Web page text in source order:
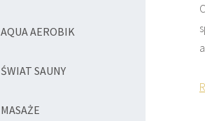
AQUA AEROBIK
ŚWIAT SAUNY
MASAŻE